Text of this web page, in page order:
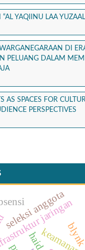
YAQIINU LAA
DI
PELUANG DALAM
AS SPACES FOR
PERSPECTIVES
blynk
jaringan
seleksi anggota
haid